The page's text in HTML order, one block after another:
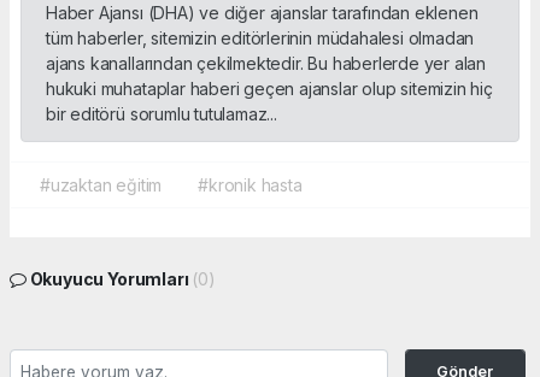
Haber Ajansı (DHA) ve diğer ajanslar tarafından eklenen
tüm haberler, sitemizin editörlerinin müdahalesi olmadan
ajans kanallarından çekilmektedir. Bu haberlerde yer alan
hukuki muhataplar haberi geçen ajanslar olup sitemizin hiç
bir editörü sorumlu tutulamaz...
#uzaktan eğitim #kronik hasta
Okuyucu Yorumları (0)
Gönder